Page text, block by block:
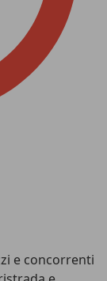
e concorrenti